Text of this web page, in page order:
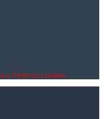
y Festivos Locales